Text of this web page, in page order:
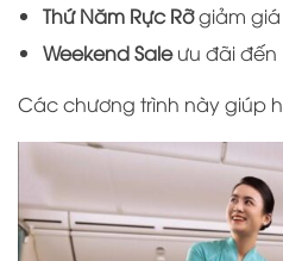
Thứ Năm Rực Rỡgiảm giá
Weekend Saleưu đãi đến
Các chương trình này giúp